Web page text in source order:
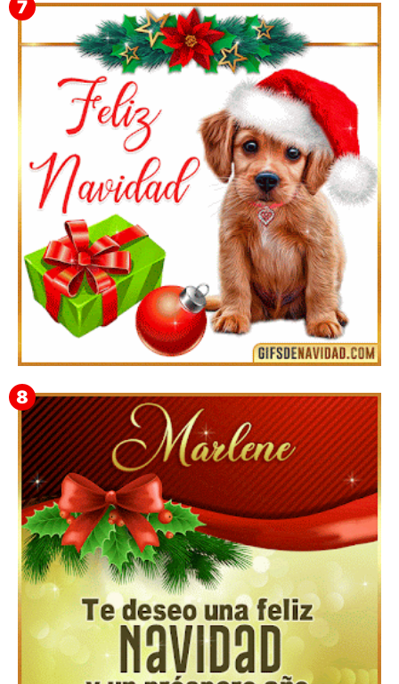
Te deseo una Feliz Navidad Bardona
▷ Los Mejores Fondos de pantalla de feliz navidad
2022 📖